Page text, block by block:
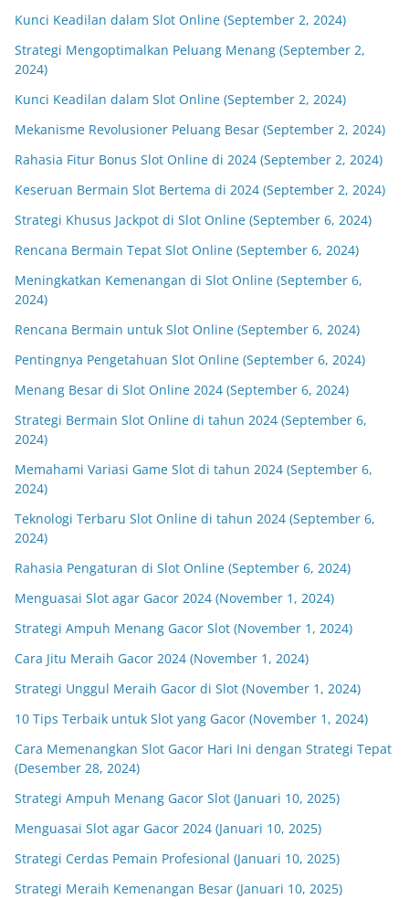
Kunci Keadilan dalam Slot Online (September 2, 2024)
Strategi Mengoptimalkan Peluang Menang (September 2,
2024)
Kunci Keadilan dalam Slot Online (September 2, 2024)
Mekanisme Revolusioner Peluang Besar (September 2, 2024)
Rahasia Fitur Bonus Slot Online di 2024 (September 2, 2024)
Keseruan Bermain Slot Bertema di 2024 (September 2, 2024)
Strategi Khusus Jackpot di Slot Online (September 6, 2024)
Rencana Bermain Tepat Slot Online (September 6, 2024)
Meningkatkan Kemenangan di Slot Online (September 6,
2024)
Rencana Bermain untuk Slot Online (September 6, 2024)
Pentingnya Pengetahuan Slot Online (September 6, 2024)
Menang Besar di Slot Online 2024 (September 6, 2024)
Strategi Bermain Slot Online di tahun 2024 (September 6,
2024)
Memahami Variasi Game Slot di tahun 2024 (September 6,
2024)
Teknologi Terbaru Slot Online di tahun 2024 (September 6,
2024)
Rahasia Pengaturan di Slot Online (September 6, 2024)
Menguasai Slot agar Gacor 2024 (November 1, 2024)
Strategi Ampuh Menang Gacor Slot (November 1, 2024)
Cara Jitu Meraih Gacor 2024 (November 1, 2024)
Strategi Unggul Meraih Gacor di Slot (November 1, 2024)
10 Tips Terbaik untuk Slot yang Gacor (November 1, 2024)
Cara Memenangkan Slot Gacor Hari Ini dengan Strategi Tepat
(Desember 28, 2024)
Strategi Ampuh Menang Gacor Slot (Januari 10, 2025)
Menguasai Slot agar Gacor 2024 (Januari 10, 2025)
Strategi Cerdas Pemain Profesional (Januari 10, 2025)
Strategi Meraih Kemenangan Besar (Januari 10, 2025)